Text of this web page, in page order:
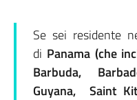
Se sei residente
di Panama (che
Barbuda,
Guyana, Saint